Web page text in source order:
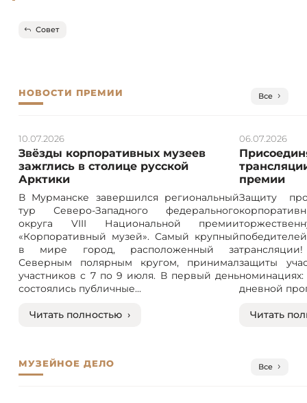
Совет
НОВОСТИ ПРЕМИИ Все
Звёзды корпоративных музеев
зажглись в столице русской
Арктики
10.07.2026
В Мурманске завершился региональный
тур Северо-Западного федерального
округа VIII Национальной премии
«Корпоративный музей». Самый крупный
в мире город, расположенный за
Северным полярным кругом, принимал
участников с 7 по 9 июля. В первый день
состоялись публичные...
Читать полностью ›
премии
06.07.2026
Защиту
защиты
дневной
Читать
МУЗЕЙНОЕ ДЕЛО Все